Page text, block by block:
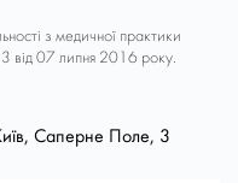
з медичної практики
від 07 липня 2016 року.
Саперне Поле, 3